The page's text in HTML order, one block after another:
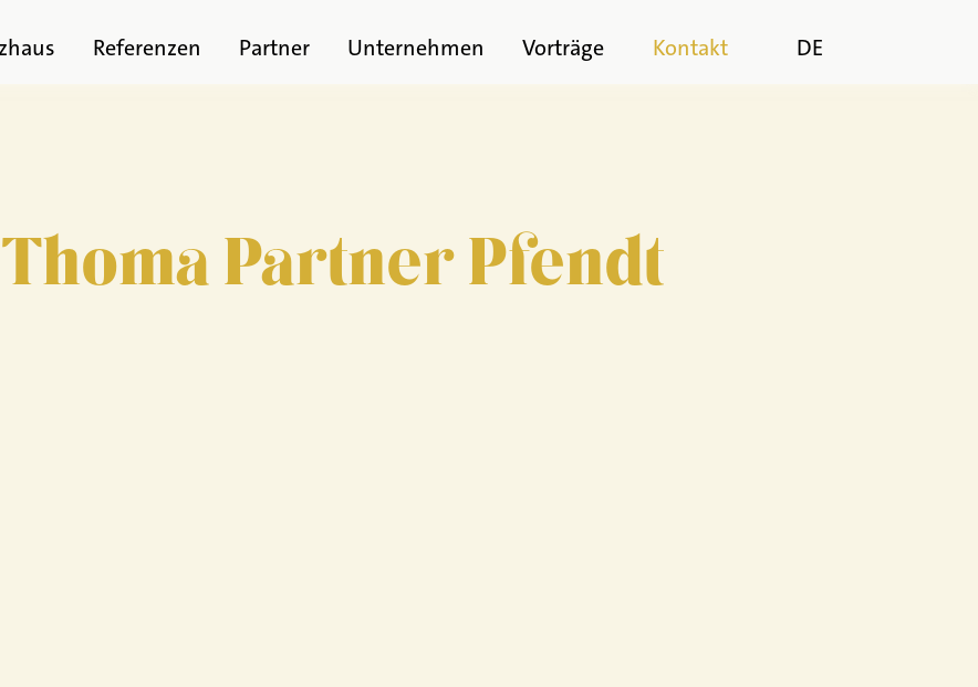
Referenzen Partner Unternehmen Vorträge Kontakt DE
Partner Pfendt